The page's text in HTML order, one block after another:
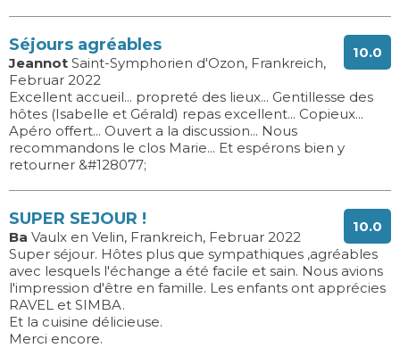
10.0
Séjours agréables
Jeannot Saint-Symphorien d'Ozon, Frankreich,
Februar 2022
Excellent accueil... propreté des lieux... Gentillesse des
hôtes (Isabelle et Gérald) repas excellent... Copieux...
Apéro offert... Ouvert a la discussion... Nous
recommandons le clos Marie... Et espérons bien y
retourner &#128077;
10.0
SUPER SEJOUR !
Ba Vaulx en Velin, Frankreich, Februar 2022
Super séjour. Hôtes plus que sympathiques ,agréables
avec lesquels l'échange a été facile et sain. Nous avions
l'impression d'être en famille. Les enfants ont apprécies
RAVEL et SIMBA.
Et la cuisine délicieuse.
Merci encore.